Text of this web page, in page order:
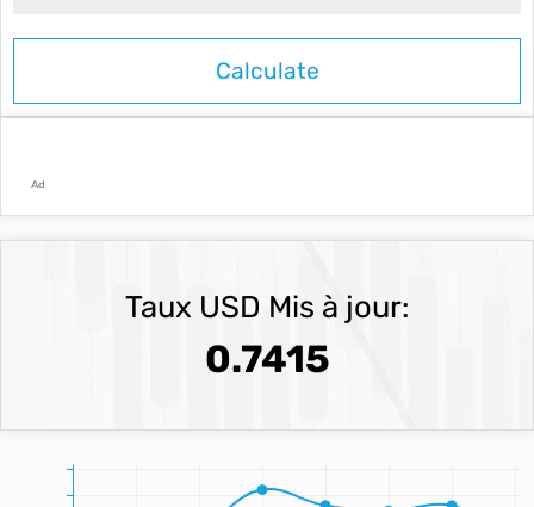
Ad
Taux USD Mis à jour:
0.7415